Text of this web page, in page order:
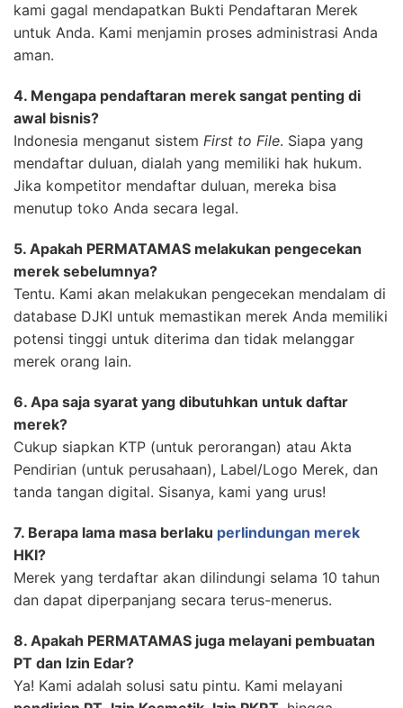
kami gagal mendapatkan Bukti Pendaftaran Merek
untuk Anda. Kami menjamin proses administrasi Anda
aman.
4. Mengapa pendaftaran merek sangat penting di
awal bisnis?
Indonesia menganut sistem First to File. Siapa yang
mendaftar duluan, dialah yang memiliki hak hukum.
Jika kompetitor mendaftar duluan, mereka bisa
menutup toko Anda secara legal.
5. Apakah PERMATAMAS melakukan pengecekan
merek sebelumnya?
Tentu. Kami akan melakukan pengecekan mendalam di
database DJKI untuk memastikan merek Anda memiliki
potensi tinggi untuk diterima dan tidak melanggar
merek orang lain.
6. Apa saja syarat yang dibutuhkan untuk daftar
merek?
Cukup siapkan KTP (untuk perorangan) atau Akta
Pendirian (untuk perusahaan), Label/Logo Merek, dan
tanda tangan digital. Sisanya, kami yang urus!
7. Berapa lama masa berlaku perlindungan merek
HKI?
Merek yang terdaftar akan dilindungi selama 10 tahun
dan dapat diperpanjang secara terus-menerus.
8. Apakah PERMATAMAS juga melayani pembuatan
PT dan Izin Edar?
Ya! Kami adalah solusi satu pintu. Kami melayani